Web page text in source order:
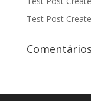
Test Post
Comentários